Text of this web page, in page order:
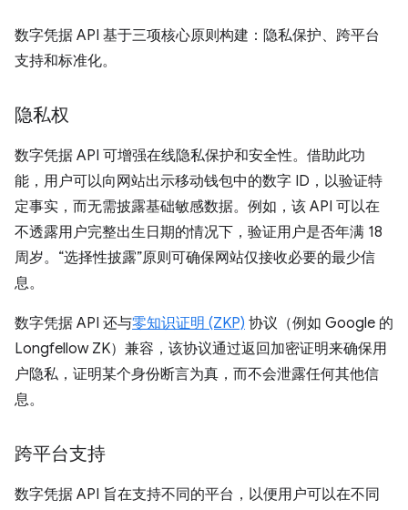
数字凭据 API 基于三项核心原则构建：隐私保护、跨平台
支持和标准化。
隐私权
数字凭据 API 可增强在线隐私保护和安全性。借助此功
能，用户可以向网站出示移动钱包中的数字 ID，以验证特
定事实，而无需披露基础敏感数据。例如，该 API 可以在
不透露用户完整出生日期的情况下，验证用户是否年满 18
周岁。“选择性披露”原则可确保网站仅接收必要的最少信
息。
数字凭据 API 还与零知识证明 (ZKP) 协议（例如 Google 的
Longfellow ZK）兼容，该协议通过返回加密证明来确保用
户隐私，证明某个身份断言为真，而不会泄露任何其他信
息。
跨平台支持
数字凭据 API 旨在支持不同的平台，以便用户可以在不同